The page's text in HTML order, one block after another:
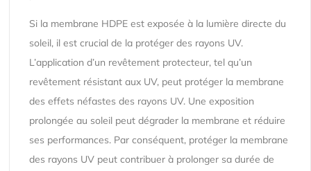
Si la membrane HDPE est exposée à la lumière directe du
soleil, il est crucial de la protéger des rayons UV.
L’application d’un revêtement protecteur, tel qu’un
revêtement résistant aux UV, peut protéger la membrane
des effets néfastes des rayons UV. Une exposition
prolongée au soleil peut dégrader la membrane et réduire
ses performances. Par conséquent, protéger la membrane
des rayons UV peut contribuer à prolonger sa durée de